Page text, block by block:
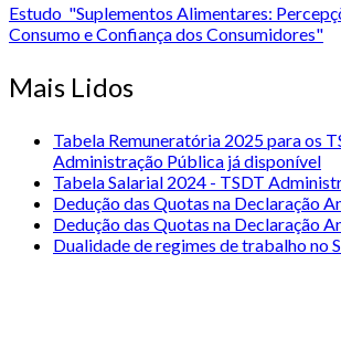
Estudo "Suplementos Alimentares:
Consumo e Confiança dos Consumidores"
Mais Lidos
Tabela Remuneratória 2025 para os
Administração Pública já disponível
Tabela Salarial 2024 - TSDT
Dedução das Quotas na Declaração
Dedução das Quotas na Declaração
Dualidade de regimes de trabalho no